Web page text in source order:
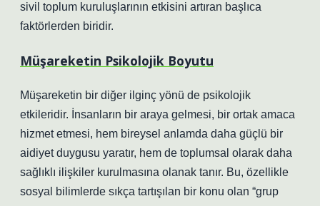
sivil toplum kuruluşlarının etkisini artıran başlıca
faktörlerden biridir.
Müşareketin Psikolojik Boyutu
Müşareketin bir diğer ilginç yönü de psikolojik
etkileridir. İnsanların bir araya gelmesi, bir ortak amaca
hizmet etmesi, hem bireysel anlamda daha güçlü bir
aidiyet duygusu yaratır, hem de toplumsal olarak daha
sağlıklı ilişkiler kurulmasına olanak tanır. Bu, özellikle
sosyal bilimlerde sıkça tartışılan bir konu olan “grup